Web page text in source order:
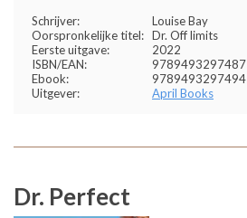
Schrijver:
Louise Bay
Oorspronkelijke titel: Dr. Off limits
Eerste uitgave:
2022
ISBN/EAN:
9789493297487
Ebook:
9789493297494
Uitgever:
April Books
Dr. Perfect